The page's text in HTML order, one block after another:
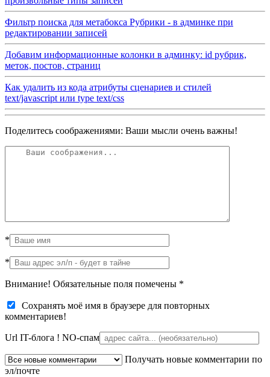
Фильтр поиска для метабокса Рубрики - в админке при
редактировании записей
Добавим информационные колонки в админку: id рубрик,
меток, постов, страниц
Как удалить из кода атрибуты сценариев и стилей
text/javascript или type text/css
Поделитесь соображениями: Ваши мысли очень важны!
*
*
Внимание! Обязательные поля помечены *
Сохранять моё имя в браузере для повторных
комментариев!
Url IT-блога ! NO-спам
Получать новые комментарии по
эл/почте